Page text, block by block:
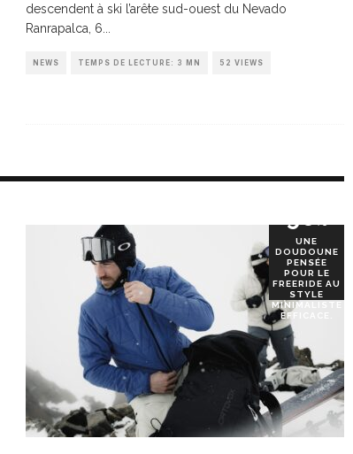
descendent à ski l’arête sud-ouest du Nevado
Ranrapalca, 6
NEWS TEMPS DE LECTURE: 3 MN 52 VIEWS
90%
UNE
DOUDOUNE
PENSÉE
POUR LE
FREERIDE AU
STYLE
MINIMALISTE
EFFICACE.